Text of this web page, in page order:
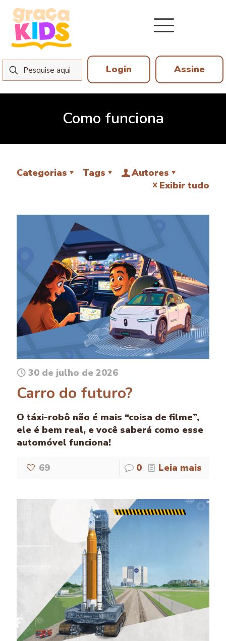
Login Assine
Como funciona
Categorias Tags
Autores
Exibir tudo
30 de julho de 2026
Carro do futuro?
O táxi-robô não é mais “coisa de filme”,
ele é bem real, e você saberá como esse
automóvel funciona!
69 0 Leia mais